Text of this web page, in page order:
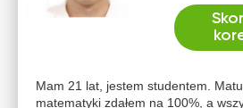
Mam 21 lat, jestem studentem.
matematyki zdałem na 100%, a
8
9
10